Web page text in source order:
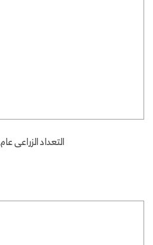
التعداد الزراعى عام 2000